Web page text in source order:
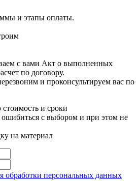
и этапы оплаты.
с вами Акт о выполненных
по договору.
и проконсультируем вас по
и сроки
ошибиться с выбором и при этом не
на материал
обработки персональных данных